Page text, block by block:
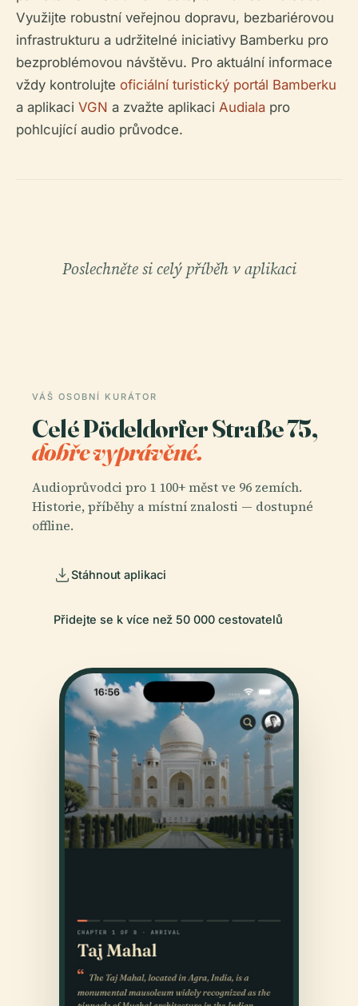
Využijte robustní veřejnou dopravu, bezbariérovou
infrastrukturu a udržitelné iniciativy Bamberku pro
bezproblémovou návštěvu. Pro aktuální informace
vždy kontrolujte oficiální turistický portál Bamberku
a aplikaci VGN a zvažte aplikaci Audiala pro
pohlcující audio průvodce.
Poslechněte si celý příběh v aplikaci
VÁŠ OSOBNÍ KURÁTOR
Celé Pödeldorfer Straße 75,
dobře vyprávěné.
Audioprůvodci pro 1 100+ měst ve 96 zemích.
Historie, příběhy a místní znalosti — dostupné
offline.
Stáhnout aplikaci
Přidejte se k více než 50 000 cestovatelů